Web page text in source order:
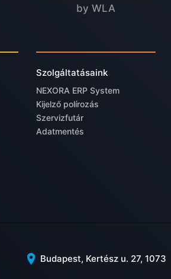
by WLA
Szolgáltatásaink
NEXORA ERP System
Kijelző polírozás
Szervizfutár
Adatmentés
Budapest, Kertész u. 27, 1073